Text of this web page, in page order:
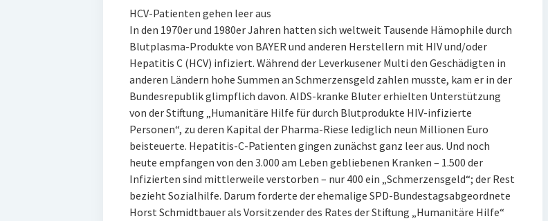
HCV-Patienten gehen leer aus
In den 1970er und 1980er Jahren hatten sich weltweit Tausende Hämophile durch
Blutplasma-Produkte von BAYER und anderen Herstellern mit HIV und/oder
Hepatitis C (HCV) infiziert. Während der Leverkusener Multi den Geschädigten in
anderen Ländern hohe Summen an Schmerzensgeld zahlen musste, kam er in der
Bundesrepublik glimpflich davon. AIDS-kranke Bluter erhielten Unterstützung
von der Stiftung „Humanitäre Hilfe für durch Blutprodukte HIV-infizierte
Personen“, zu deren Kapital der Pharma-Riese lediglich neun Millionen Euro
beisteuerte. Hepatitis-C-Patienten gingen zunächst ganz leer aus. Und noch
heute empfangen von den 3.000 am Leben gebliebenen Kranken – 1.500 der
Infizierten sind mittlerweile verstorben – nur 400 ein „Schmerzensgeld“; der Rest
bezieht Sozialhilfe. Darum forderte der ehemalige SPD-Bundestagsabgeordnete
Horst Schmidtbauer als Vorsitzender des Rates der Stiftung „Humanitäre Hilfe“